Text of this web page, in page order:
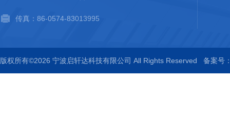
传真：86-0574-83013995
版权所有©2026 宁波启轩达科技有限公司 All Rights Reserved 备案号